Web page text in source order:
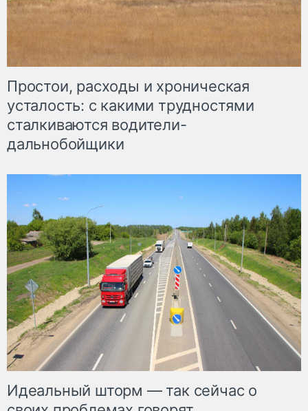
Простои, расходы и хроническая
усталость: с какими трудностями
сталкиваются водители-
дальнобойщики
Идеальный шторм — так сейчас о